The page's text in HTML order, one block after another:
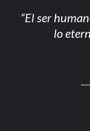
“El ser
lo